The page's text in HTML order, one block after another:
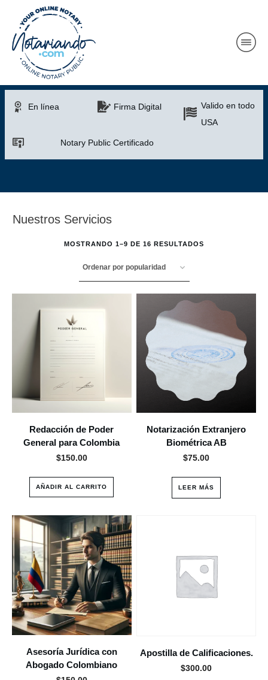
En línea Firma Digital
Valido en todo
USA
Notary Public Certificado
Nuestros Servicios
MOSTRANDO 1–9 DE 16 RESULTADOS
Redacción de Poder
General para Colombia
$150.00
AÑADIR AL CARRITO
Notarización Extranjero
Biométrica AB
$75.00
LEER MÁS
Asesoría Jurídica con
Abogado Colombiano
Este
producto
tiene
múltiples
variantes.
Las
opciones
se
pueden
elegir
en
Apostilla de Calificaciones.
$300.00